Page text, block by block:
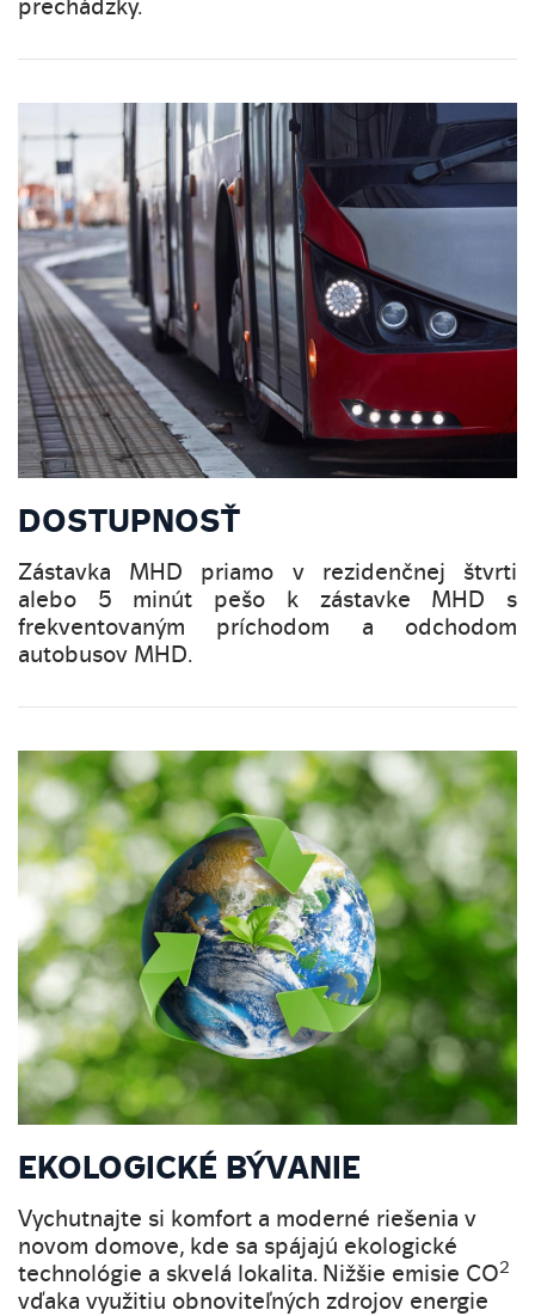
prechádzky.
DOSTUPNOSŤ
Zástavka MHD priamo v rezidenčnej štvrti
alebo 5 minút pešo k zástavke MHD s
frekventovaným príchodom a odchodom
autobusov MHD.
EKOLOGICKÉ BÝVANIE
Vychutnajte si komfort a moderné riešenia v
novom domove, kde sa spájajú ekologické
technológie a skvelá lokalita. Nižšie emisie CO2
vďaka využitiu obnoviteľných zdrojov energie